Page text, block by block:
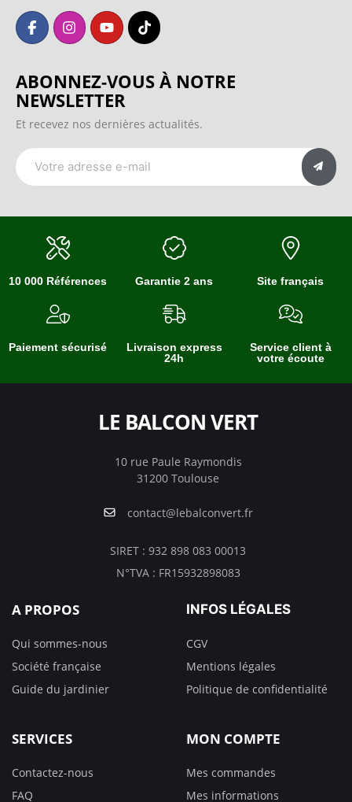
ABONNEZ-VOUS À NOTRE
NEWSLETTER
Et recevez nos dernières actualités.
10 000 Références Garantie 2 ans Site français
Paiement sécurisé
Livraison express
24h
Service client à
votre écoute
LE BALCON VERT
10 rue Paule Raymondis
31200 Toulouse
contact@lebalconvert.fr
SIRET : 932 898 083 00013
N°TVA : FR15932898083
A PROPOS
Qui sommes-nous
Société française
Guide du jardinier
INFOS LÉGALES
CGV
Mentions légales
Politique de confidentialité
SERVICES
Contactez-nous
FAQ
MON COMPTE
Mes commandes
Mes informations